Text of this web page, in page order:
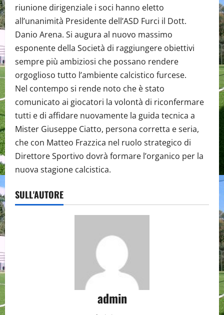
riunione dirigenziale i soci hanno eletto
all’unanimità Presidente dell’ASD Furci il Dott.
Danio Arena. Si augura al nuovo massimo
esponente della Società di raggiungere obiettivi
sempre più ambiziosi che possano rendere
orgoglioso tutto l’ambiente calcistico furcese.
Nel contempo si rende noto che è stato
comunicato ai giocatori la volontà di riconfermare
tutti e di affidare nuovamente la guida tecnica a
Mister Giuseppe Ciatto, persona corretta e seria,
che con Matteo Frazzica nel ruolo strategico di
Direttore Sportivo dovrà formare l’organico per la
nuova stagione calcistica.
SULL'AUTORE
admin